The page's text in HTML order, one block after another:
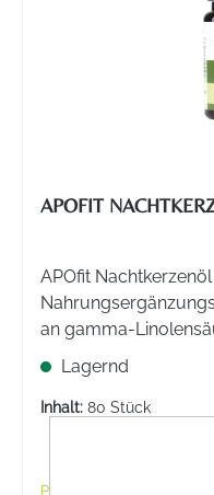
APOFIT
APOfit
an gamma-
Lagernd
Inhalt: 80 Stück
Preise inkl. MwSt. zzgl.